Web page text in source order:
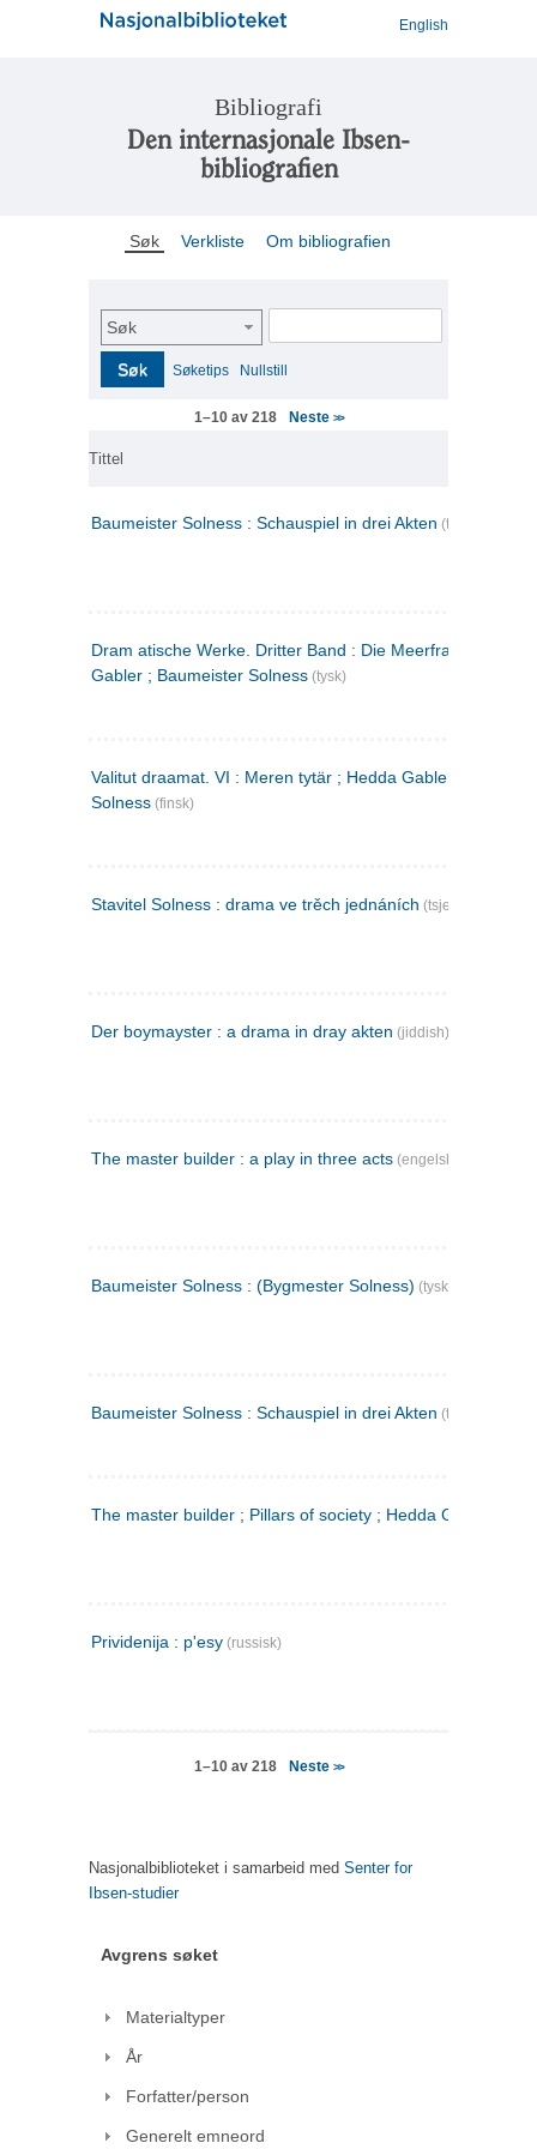
English
Bibliografi
Den internasjonale Ibsen-
bibliografien
Søk Verkliste Om bibliografien
Søk
Søk Søketips Nullstill
1–10 av 218 Neste >>
Tittel
Baumeister Solness : Schauspiel in drei Akten (tysk)
Dram atische Werke. Dritter Band : Die Meerfrau ; Hedda
Gabler ; Baumeister Solness (tysk)
Valitut draamat. VI : Meren tytär ; Hedda Gabler ;
Solness (finsk)
Stavitel Solness : drama ve trěch jednáních (tsjekkisk)
Der boymayster : a drama in dray akten (jiddish)
The master builder : a play in three acts (engelsk)
Baumeister Solness : (Bygmester Solness) (tysk)
Baumeister Solness : Schauspiel in drei Akten (tysk)
The master builder ; Pillars of society ; Hedda Gabler
Prividenija : p'esy (russisk)
1–10 av 218 Neste >>
Nasjonalbiblioteket i samarbeid med Senter for
Ibsen-studier
Avgrens søket
Materialtyper
År
Forfatter/person
Generelt emneord